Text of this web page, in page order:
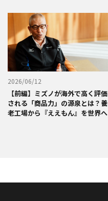
2026/06/12
【前編】ミズノが海外で高く評価
される「商品力」の源泉とは？養
老工場から『ええもん』を世界へ